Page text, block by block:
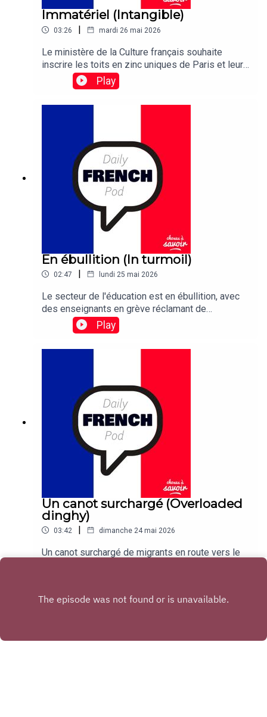
Immatériel (Intangible)
03:26 | mardi 26 mai 2026
Le ministère de la Culture français souhaite
inscrire les toits en zinc uniques de Paris et leurs
ouvriers sur la liste du patrimoine culturel
immatériel de l'UNESCO.Traduction:The French
Play
En ébullition (In turmoil)
02:47 | lundi 25 mai 2026
Le secteur de l'éducation est en ébullition, avec
des enseignants en grève réclamant de
meilleures conditions de travail et des salaires
plus élevés.Traduction: The education sector is in
Play
Un canot surchargé (Overloaded
dinghy)
03:42 | dimanche 24 mai 2026
Un canot surchargé de migrants en route vers le
from France on Thursday night capsized and